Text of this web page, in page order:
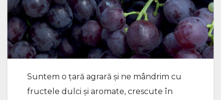
Suntem o țară agrară și ne mândrim cu
fructele dulci și aromate, crescute în